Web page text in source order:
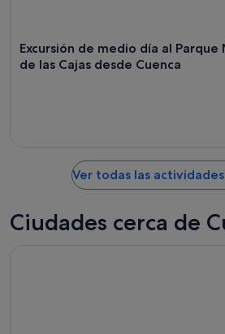
Excursión de medio día al Parque
de las Cajas desde Cuenca
Ver todas las
Ciudades cerca de